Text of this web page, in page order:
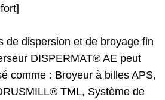
de dispersion et de broyage fin
DISPERMAT® AE peut
comme : Broyeur à billes APS,
TML, Système de